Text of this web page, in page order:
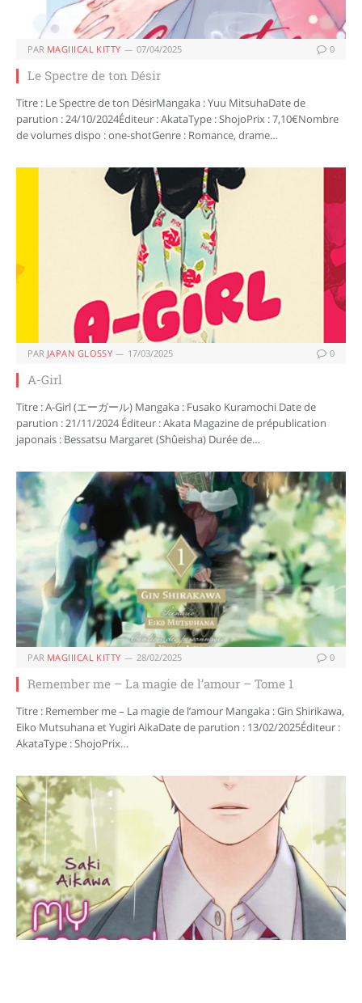
PAR MAGIIICAL KITTY 07/04/2025 0
Le Spectre de ton Désir
Titre : Le Spectre de ton DésirMangaka : Yuu MitsuhaDate de
parution : 24/10/2024Éditeur : AkataType : ShojoPrix : 7,10€Nombre
de volumes dispo : one-shotGenre : Romance, drame…
PAR JAPAN GLOSSY 17/03/2025 0
A-Girl
Titre : A-Girl (エーガール) Mangaka : Fusako Kuramochi Date de
parution : 21/11/2024 Éditeur : Akata Magazine de prépublication
japonais : Bessatsu Margaret (Shûeisha) Durée de…
PAR MAGIIICAL KITTY 28/02/2025 0
Remember me – La magie de l’amour – Tome 1
Titre : Remember me – La magie de l’amour Mangaka : Gin Shirikawa,
Eiko Mutsuhana et Yugiri AikaDate de parution : 13/02/2025Éditeur :
AkataType : ShojoPrix…